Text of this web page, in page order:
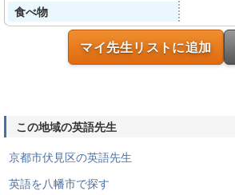
食べ物
マイ先生リストに追加
この地域の英語先生
京都市伏見区の英語先生
英語を八幡市で探す